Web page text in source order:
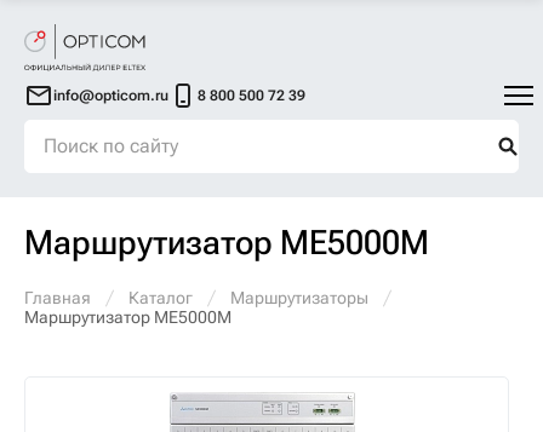
info@opticom.ru 8 800 500 72 39
Маршрутизатор ME5000M
Главная Каталог
Маршрутизаторы
Маршрутизатор ME5000M